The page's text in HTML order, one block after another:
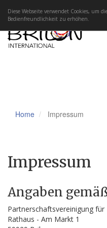
Diese Webseite verwendet Cookies, um
Bedienfreundlichkeit zu erhöhen.
Home Impressum
Impressum
Angaben
Partnerschaftsvereinigung
Rathaus - Am Markt 1